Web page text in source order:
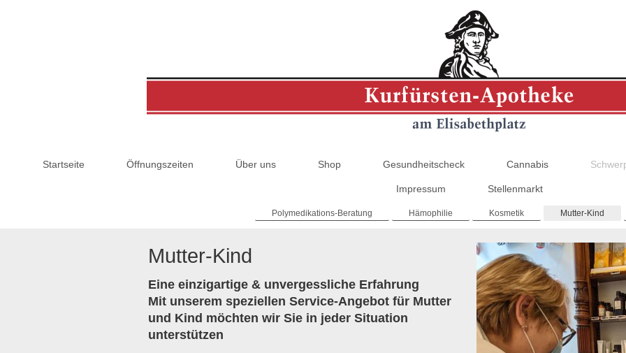
Startseite Öffnungszeiten Über uns Shop Gesundheitscheck Cannabis
Impressum Stellenmarkt
Polymedikations-Beratung Hämophilie Kosmetik Mutter-Kind
Mutter-Kind
Eine einzigartige & unvergessliche Erfahrung
Mit unserem speziellen Service-Angebot für Mutter
und Kind möchten wir Sie in jeder Situation
unterstützen